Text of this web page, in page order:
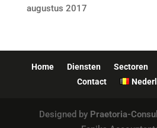
augustus 2017
Home Diensten Sectoren
Contact
Designed by Praetoria-